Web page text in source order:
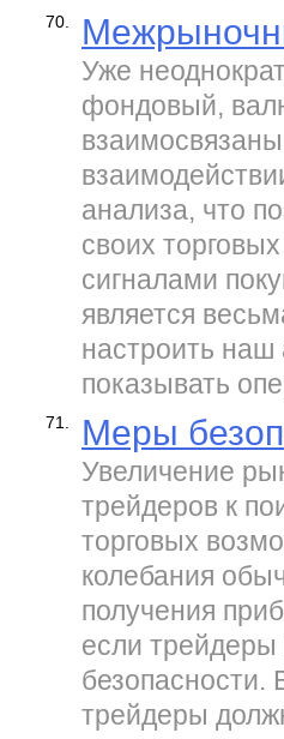
70.
Уже
фондовый,
анализа, что
своих
сигналами
является
настроить наш
показывать
71. Меры
Увеличение
трейдеров к
торговых
колебания
получения
если
трейдеры